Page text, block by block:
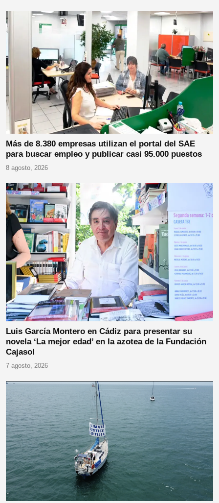
Más de 8.380 empresas utilizan el portal del SAE
para buscar empleo y publicar casi 95.000 puestos
8 agosto, 2026
Luis García Montero en Cádiz para presentar su
novela ‘La mejor edad’ en la azotea de la Fundación
Cajasol
7 agosto, 2026